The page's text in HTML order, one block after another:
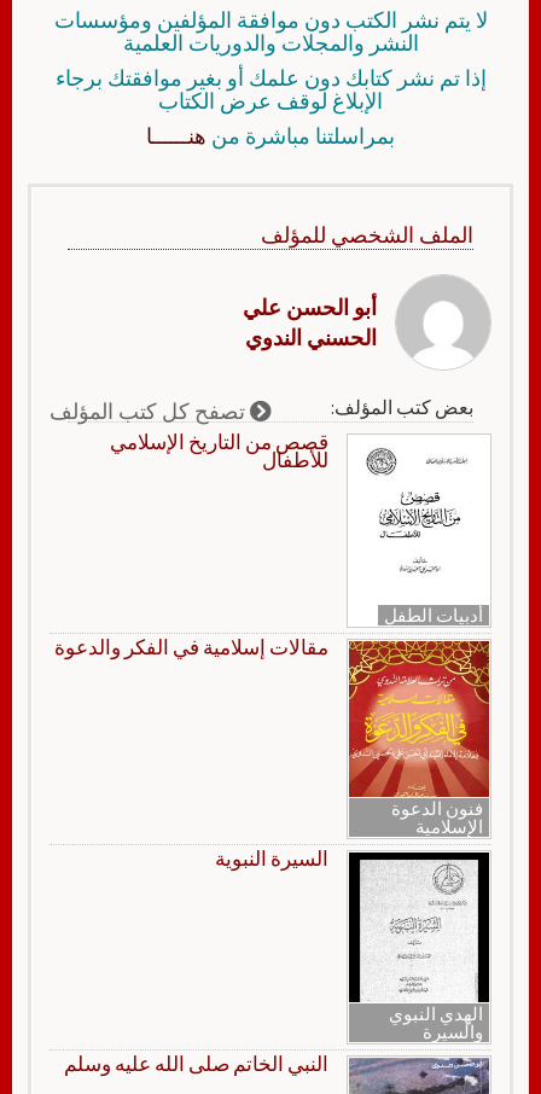
لا يتم نشر الكتب دون موافقة المؤلفين ومؤسسات
النشر والمجلات والدوريات العلمية
إذا تم نشر كتابك دون علمك أو بغير موافقتك برجاء
الإبلاغ لوقف عرض الكتاب
بمراسلتنا مباشرة من هنــــــا
الملف الشخصي للمؤلف
أبو الحسن علي
الحسني الندوي
بعض كتب المؤلف: تصفح كل كتب المؤلف
أدبيات الطفل
قصص من التاريخ الإسلامي
للأطفال
فنون الدعوة
الإسلامية
مقالات إسلامية في الفكر والدعوة
الهدي النبوي
والسيرة
السيرة النبوية
النبي الخاتم صلى الله عليه وسلم